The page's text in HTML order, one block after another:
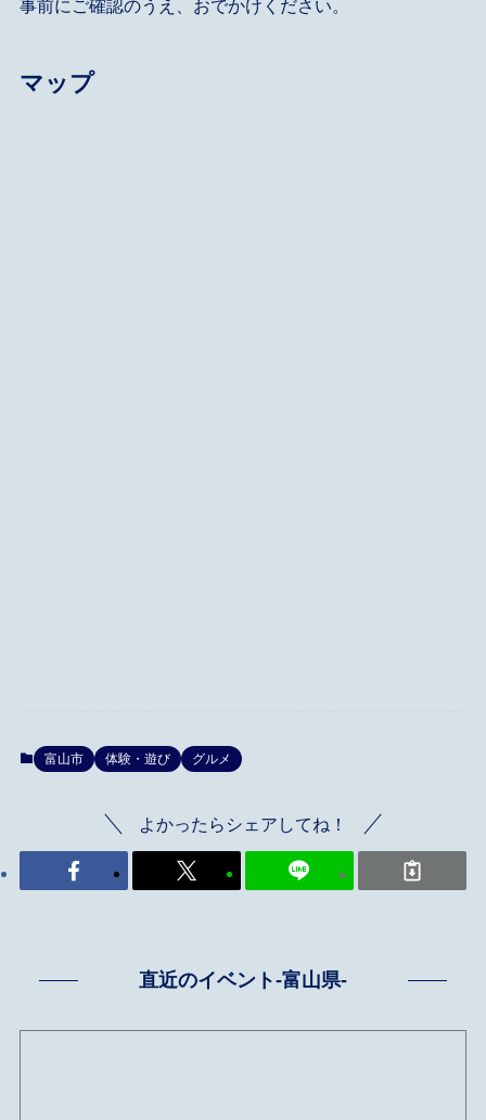
事前にご確認のうえ、おでかけください。
マップ
富山市 体験・遊び グルメ
よかったらシェアしてね！
直近のイベント-富山県-